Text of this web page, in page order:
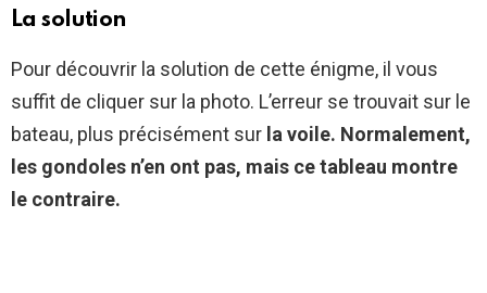
La solution
Pour découvrir la solution de cette énigme, il vous
suffit de cliquer sur la photo. L’erreur se trouvait sur le
bateau, plus précisément sur la voile. Normalement,
les gondoles n’en ont pas, mais ce tableau montre
le contraire.